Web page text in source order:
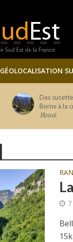
GÉOLOCALISATION
Des
Borne à la
Jiboui